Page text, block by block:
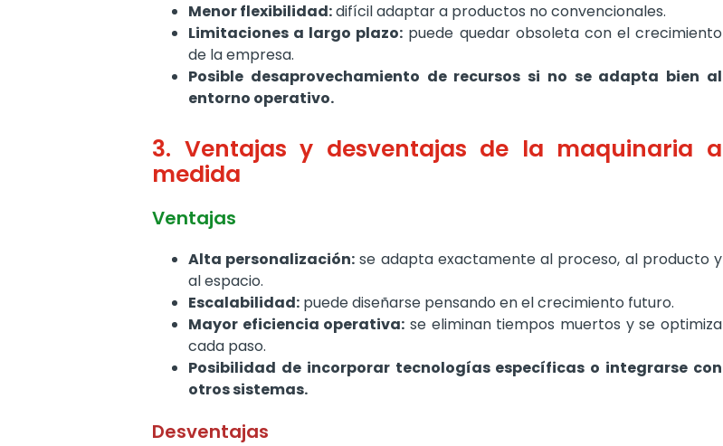
Menor flexibilidad:difícil adaptar a productos no convencionales.
Limitaciones a largo plazo: puede quedar obsoleta con el crecimiento
de la empresa.
Posible desaprovechamiento de recursos si no se adapta bien al
entorno operativo.
3. Ventajas y desventajas de la maquinaria a
medida
Ventajas
Alta personalización: se adapta exactamente al proceso, al producto y
al espacio.
Escalabilidad: puede diseñarse pensando en el crecimiento futuro.
Mayor eficiencia operativa: se eliminan tiempos muertos y se optimiza
cada paso.
Posibilidad de incorporar tecnologías específicas o integrarse con
otros sistemas.
Desventajas